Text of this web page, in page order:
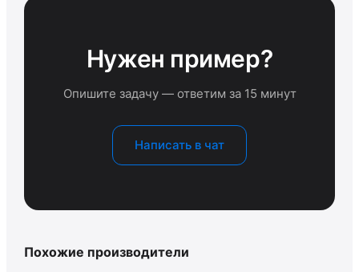
Нужен пример?
Опишите задачу — ответим за 15 минут
Написать в чат
Похожие производители